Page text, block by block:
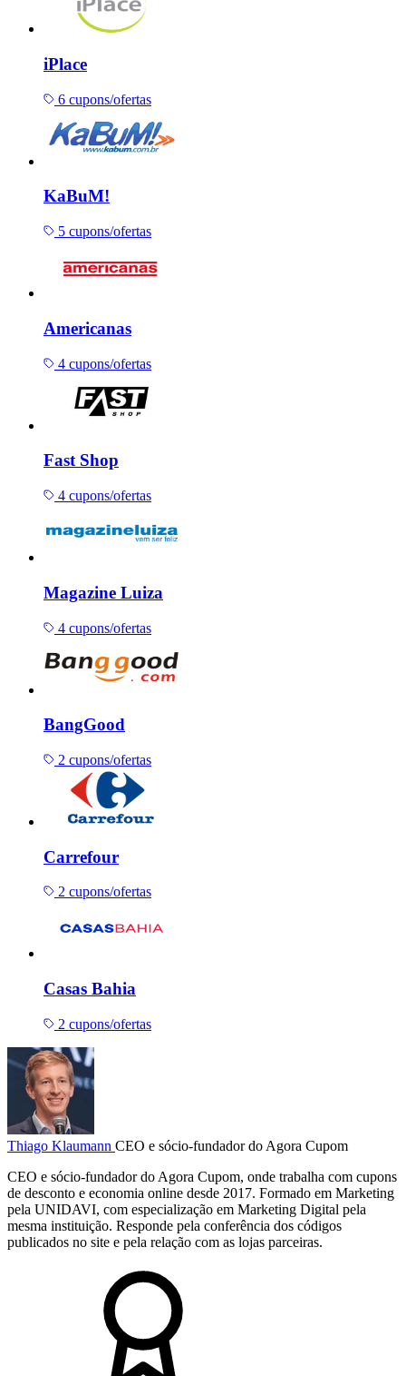
iPlace
6 cupons/ofertas
KaBuM!
5 cupons/ofertas
Americanas
4 cupons/ofertas
Fast Shop
4 cupons/ofertas
Magazine Luiza
4 cupons/ofertas
BangGood
2 cupons/ofertas
Carrefour
2 cupons/ofertas
Casas Bahia
2 cupons/ofertas
Thiago Klaumann CEO e sócio-fundador do Agora Cupom
CEO e sócio-fundador do Agora Cupom, onde trabalha com cupons
de desconto e economia online desde 2017. Formado em Marketing
pela UNIDAVI, com especialização em Marketing Digital pela
mesma instituição. Responde pela conferência dos códigos
publicados no site e pela relação com as lojas parceiras.